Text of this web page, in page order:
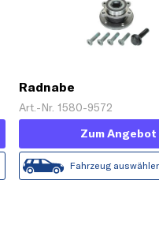
Radnabe
Art.-Nr. 1580-9572
Zum Angebot
Fahrzeug